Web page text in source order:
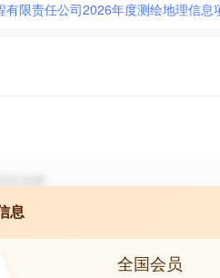
有限责任公司2026年度测绘地理信
息
全国会员